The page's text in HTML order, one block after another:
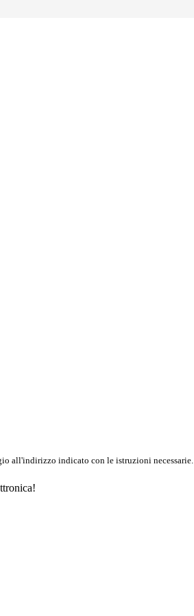
all'indirizzo indicato con le istruzioni necessarie.